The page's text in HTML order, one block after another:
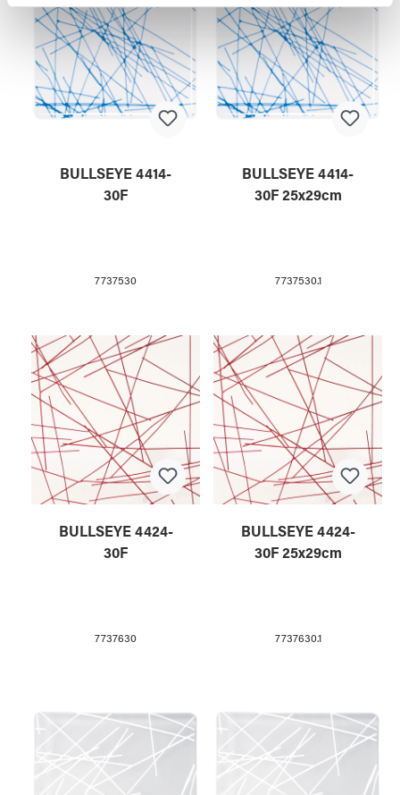
weiteren Daten zusammen, die Sie ihnen bereitgestellt
haben oder die sie im Rahmen Ihrer Nutzung der Dienste
gesammelt haben.
BULLSEYE 4414-
30F
7737530
BULLSEYE 4414-
30F 25x29cm
7737530.1
BULLSEYE 4424-
30F
7737630
BULLSEYE 4424-
30F 25x29cm
7737630.1